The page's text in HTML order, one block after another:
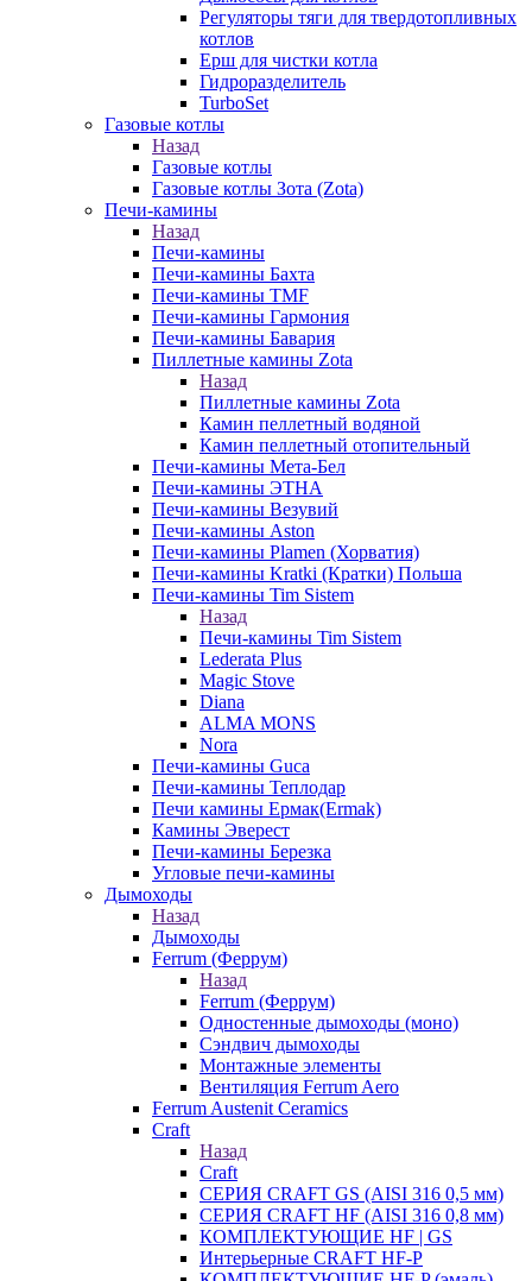
Регуляторы тяги для твердотопливных
котлов
Ерш для чистки котла
Гидроразделитель
TurboSet
Газовые котлы
Назад
Газовые котлы
Газовые котлы Зота (Zota)
Печи-камины
Назад
Печи-камины
Печи-камины Бахта
Печи-камины TMF
Печи-камины Гармония
Печи-камины Бавария
Пиллетные камины Zota
Назад
Пиллетные камины Zota
Камин пеллетный водяной
Камин пеллетный отопительный
Печи-камины Мета-Бел
Печи-камины ЭТНА
Печи-камины Везувий
Печи-камины Aston
Печи-камины Plamen (Хорватия)
Печи-камины Kratki (Кратки) Польша
Печи-камины Tim Sistem
Назад
Печи-камины Tim Sistem
Lederata Plus
Magic Stove
Diana
ALMA MONS
Nora
Печи-камины Guca
Печи-камины Теплодар
Печи камины Ермак(Ermak)
Камины Эверест
Печи-камины Березка
Угловые печи-камины
Дымоходы
Назад
Дымоходы
Ferrum (Феррум)
Назад
Ferrum (Феррум)
Одностенные дымоходы (моно)
Сэндвич дымоходы
Монтажные элементы
Вентиляция Ferrum Aero
Ferrum Austenit Ceramics
Craft
Назад
Craft
СЕРИЯ CRAFT GS (AISI 316 0,5 мм)
СЕРИЯ CRAFT HF (AISI 316 0,8 мм)
КОМПЛЕКТУЮЩИЕ HF | GS
Интерьерные CRAFT HF-P